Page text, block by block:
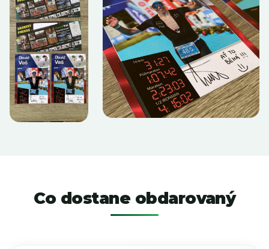
Co dostane obdarovaný